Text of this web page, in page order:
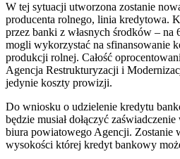
W tej sytuacji utworzona zostanie
producenta rolnego, linia kredytowa.
przez banki z własnych środków – na
mogli wykorzystać na sfinansowanie
produkcji rolnej. Całość
Agencja Restrukturyzacji i
jedynie koszty prowizji.
Do wniosku o udzielenie kredytu
będzie musiał dołączyć
biura powiatowego Agencji. Zostanie
wysokości której kredyt bankowy